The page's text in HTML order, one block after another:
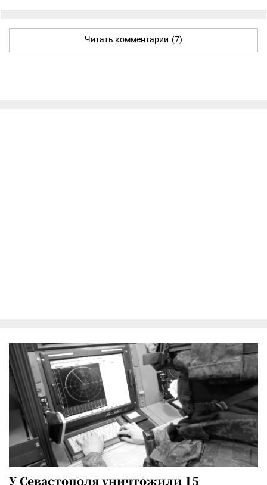
Читать комментарии (7)
У Севастополя уничтожили 15